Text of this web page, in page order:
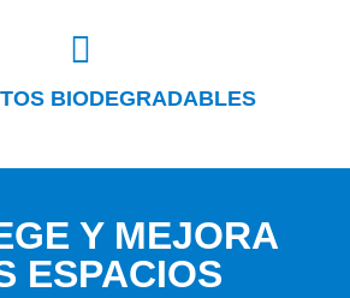
BIODEGRADABLES
Y MEJORA
ESPACIOS